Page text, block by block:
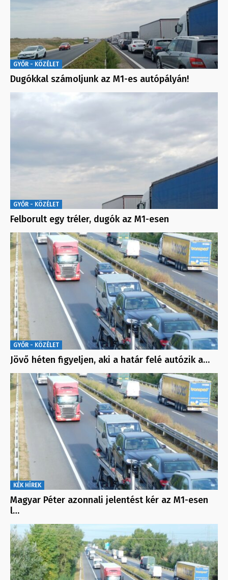
GYŐR - KÖZÉLET
Dugókkal számoljunk az M1-es autópályán!
GYŐR - KÖZÉLET
Felborult egy tréler, dugók az M1-esen
GYŐR - KÖZÉLET
Jövő héten figyeljen, aki a határ felé autózik a…
KÉK HÍREK
Magyar Péter azonnali jelentést kér az M1-esen
l…